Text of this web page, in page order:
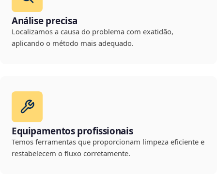
Análise precisa
Localizamos a causa do problema com exatidão,
aplicando o método mais adequado.
Equipamentos profissionais
Temos ferramentas que proporcionam limpeza eficiente e
restabelecem o fluxo corretamente.